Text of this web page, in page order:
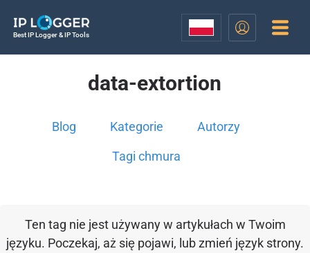
Best IP Logger & IP Tools
data-extortion
Blog Kategorie Autorzy
Tagi chmura